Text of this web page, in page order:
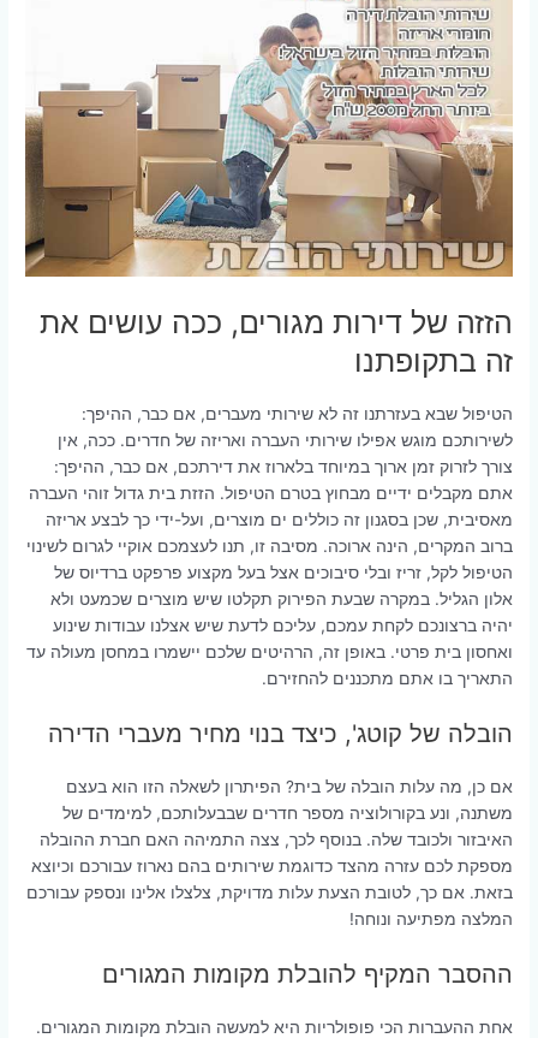
הזזה של דירות מגורים, ככה עושים את
זה בתקופתנו
הטיפול שבא בעזרתנו זה לא שירותי מעברים, אם כבר, ההיפך:
לשירותכם מוגש אפילו שירותי העברה ואריזה של חדרים. ככה, אין
צורך לזרוק זמן ארוך במיוחד בלארוז את דירתכם, אם כבר, ההיפך:
אתם מקבלים ידיים מבחוץ בטרם הטיפול. הזזת בית גדול זוהי העברה
מאסיבית, שכן בסגנון זה כוללים ים מוצרים, ועל-ידי כך לבצע אריזה
ברוב המקרים, הינה ארוכה. מסיבה זו, תנו לעצמכם אוקיי לגרום לשינוי
הטיפול לקל, זריז ובלי סיבוכים אצל בעל מקצוע פרפקט ברדיוס של
אלון הגליל. במקרה שבעת הפירוק תקלטו שיש מוצרים שכמעט ולא
יהיה ברצונכם לקחת עמכם, עליכם לדעת שיש אצלנו עבודות שינוע
ואחסון בית פרטי. באופן זה, הרהיטים שלכם יישמרו במחסן מעולה עד
התאריך בו אתם מתכננים להחזירם.
הובלה של קוטג', כיצד בנוי מחיר מעברי הדירה
אם כן, מה עלות הובלה של בית? הפיתרון לשאלה הזו הוא בעצם
משתנה, ונע בקורולוציה מספר חדרים שבבעלותכם, למימדים של
האיבזור ולכובד שלה. בנוסף לכך, צצה התמיהה האם חברת ההובלה
מספקת לכם עזרה מהצד כדוגמת שירותים בהם נארוז עבורכם וכיוצא
בזאת. אם כך, לטובת הצעת עלות מדויקת, צלצלו אלינו ונספק עבורכם
המלצה מפתיעה ונוחה!
ההסבר המקיף להובלת מקומות המגורים
אחת ההעברות הכי פופולריות היא למעשה הובלת מקומות המגורים.